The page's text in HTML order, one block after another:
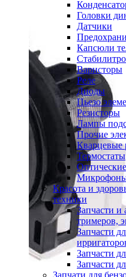
Головки
Датчики
Капсюли
Варисторы
Реле
Диоды
Пьезо
Резисторы
Лампы
Прочие
Кварцевые
Термостаты
Красота и
техники
Запчасти и
тримеров,
Запчасти
Запчасти
Запчасти
Запчати для